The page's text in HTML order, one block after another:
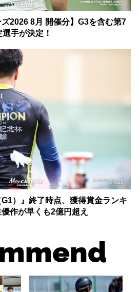
ズ2026 8月 開催分】G3を含む第7
手が決定！
G1）』終了時点、獲得賞金ランキ
作が早くも2億円超え